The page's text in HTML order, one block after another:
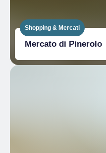
Shopping & Mercati
Mercato di Pinerolo